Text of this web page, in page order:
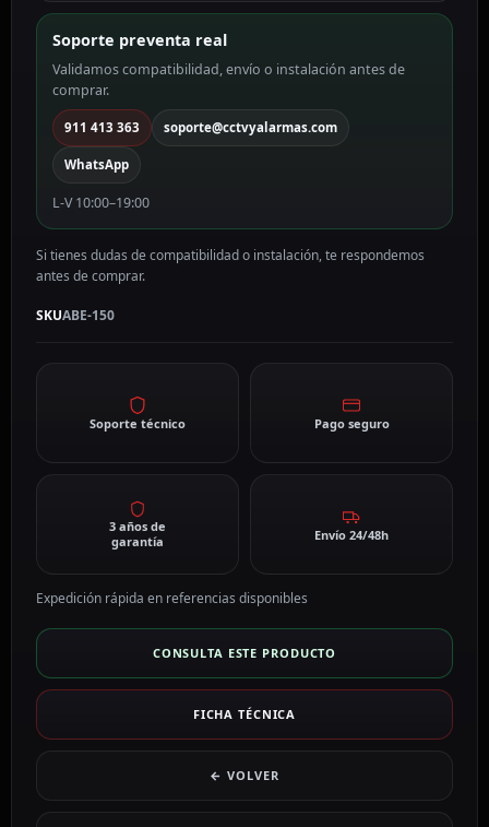
150
cantidad
Soporte preventa real
Validamos compatibilidad, envío o instalación antes de
comprar.
911 413 363 soporte@cctvyalarmas.com
WhatsApp
L-V 10:00–19:00
Si tienes dudas de compatibilidad o instalación, te respondemos
antes de comprar.
SKUABE-150
Soporte técnico Pago seguro
3 años de
garantía
Envío 24/48h
Expedición rápida en referencias disponibles
CONSULTA ESTE PRODUCTO
FICHA TÉCNICA
← VOLVER